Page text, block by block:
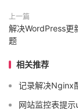
上一篇
解决WordPress更
题
相关推荐
记录解决
网站监控表提